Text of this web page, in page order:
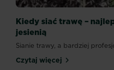
Kiedy siać trawę –
jesienią
Sianie trawy, a bardziej
Czytaj więcejKiedy siać trawę –